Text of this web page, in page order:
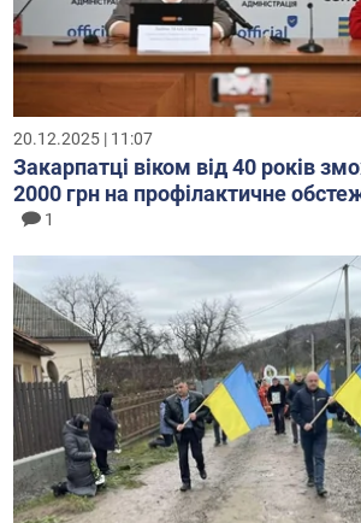
20.12.2025 | 11:07
Закарпатці віком від 40 років
2000 грн на профілактичне
1